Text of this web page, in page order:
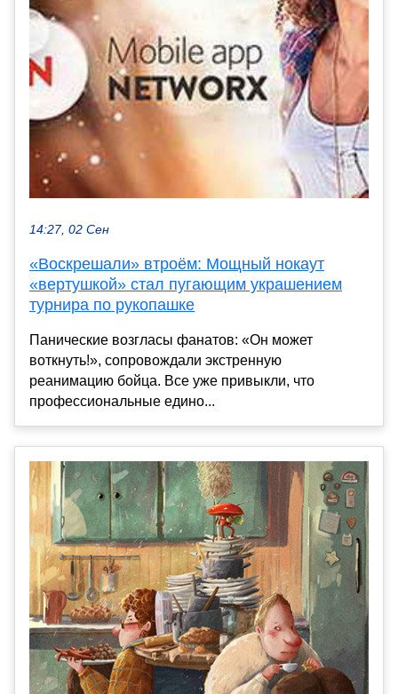
14:27, 02 Сен
«Воскрешали» втроём: Мощный нокаут
«вертушкой» стал пугающим украшением
турнира по рукопашке
Панические возгласы фанатов: «Он может
воткнуть!», сопровождали экстренную
реанимацию бойца. Все уже привыкли, что
профессиональные едино...